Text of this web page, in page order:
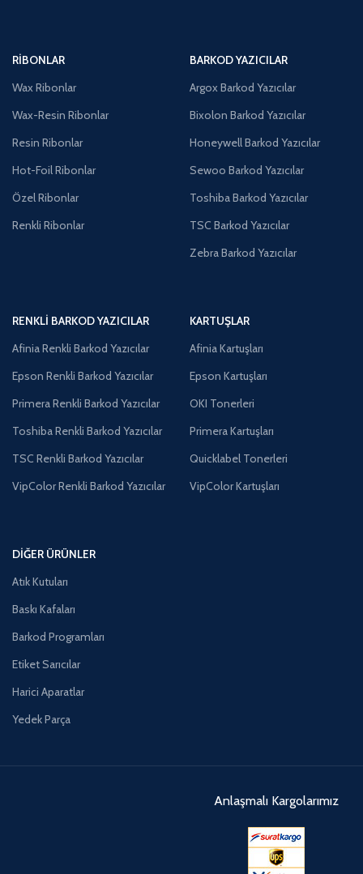
RIBONLAR
Wax Ribonlar
Wax-Resin Ribonlar
Resin Ribonlar
Hot-Foil Ribonlar
Özel Ribonlar
Renkli Ribonlar
BARKOD YAZICILAR
Argox Barkod Yazıcılar
Bixolon Barkod Yazıcılar
Honeywell Barkod Yazıcılar
Sewoo Barkod Yazıcılar
Toshiba Barkod Yazıcılar
TSC Barkod Yazıcılar
Zebra Barkod Yazıcılar
RENKLI BARKOD YAZICILAR
Afinia Renkli Barkod Yazıcılar
Epson Renkli Barkod Yazıcılar
Primera Renkli Barkod Yazıcılar
Toshiba Renkli Barkod Yazıcılar
TSC Renkli Barkod Yazıcılar
VipColor Renkli Barkod Yazıcılar
KARTUŞLAR
Afinia Kartuşları
Epson Kartuşları
OKI Tonerleri
Primera Kartuşları
Quicklabel Tonerleri
VipColor Kartuşları
DIĞER ÜRÜNLER
Atık Kutuları
Baskı Kafaları
Barkod Programları
Etiket Sarıcılar
Harici Aparatlar
Yedek Parça
Anlaşmalı Kargolarımız